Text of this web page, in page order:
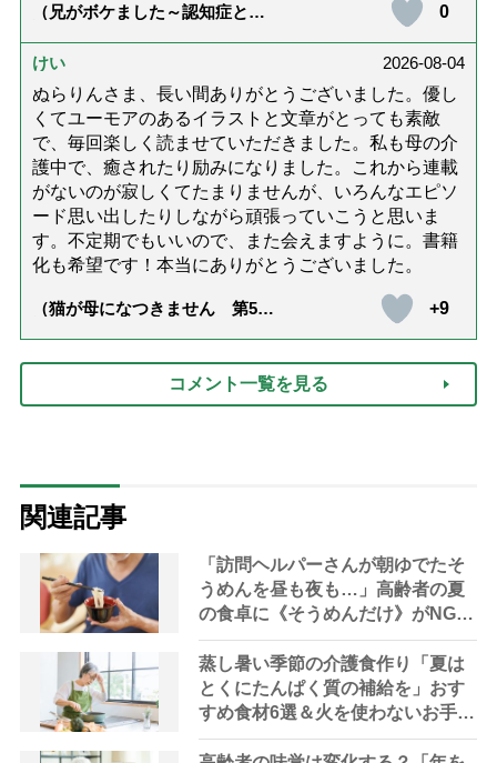
（兄がボケました～認知症と介
達』が届きました」）
0
けい
2026-08-04
ぬらりんさま、長い間ありがとうございました。優し
くてユーモアのあるイラストと文章がとっても素敵
で、毎回楽しく読ませていただきました。私も母の介
護中で、癒されたり励みになりました。これから連載
がないのが寂しくてたまりませんが、いろんなエピソ
ード思い出したりしながら頑張っていこうと思いま
す。不定期でもいいので、また会えますように。書籍
化も希望です！本当にありがとうございました。
（猫が母になつきません 第500
+9
コメント一覧を見る
関連記事
「訪問ヘルパーさんが朝ゆでたそ
うめんを昼も夜も…」高齢者の夏
の食卓に《そうめんだけ》がNGな
理由とは？【管理栄養士が解説】
蒸し暑い季節の介護食作り「夏は
とくにたんぱく質の補給を」おす
すめ食材6選＆火を使わないお手軽
レシピ3選【管理栄養士提案】